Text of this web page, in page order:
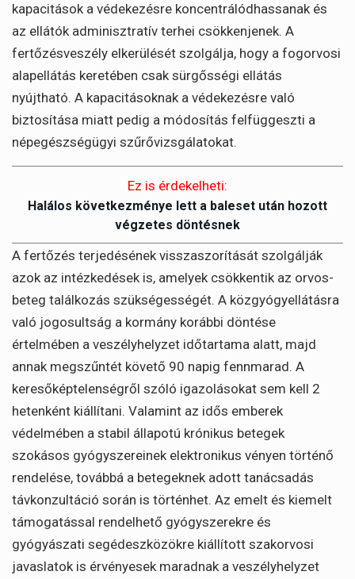
kapacitások a védekezésre koncentrálódhassanak és
az ellátók adminisztratív terhei csökkenjenek. A
fertőzésveszély elkerülését szolgálja, hogy a fogorvosi
alapellátás keretében csak sürgősségi ellátás
nyújtható. A kapacitásoknak a védekezésre való
biztosítása miatt pedig a módosítás felfüggeszti a
népegészségügyi szűrővizsgálatokat.
Ez is érdekelheti:
Halálos következménye lett a baleset után hozott
végzetes döntésnek
A fertőzés terjedésének visszaszorítását szolgálják
azok az intézkedések is, amelyek csökkentik az orvos-
beteg találkozás szükségességét. A közgyógyellátásra
való jogosultság a kormány korábbi döntése
értelmében a veszélyhelyzet időtartama alatt, majd
annak megszűntét követő 90 napig fennmarad. A
keresőképtelenségről szóló igazolásokat sem kell 2
hetenként kiállítani. Valamint az idős emberek
védelmében a stabil állapotú krónikus betegek
szokásos gyógyszereinek elektronikus vényen történő
rendelése, továbbá a betegeknek adott tanácsadás
távkonzultáció során is történhet. Az emelt és kiemelt
támogatással rendelhető gyógyszerekre és
gyógyászati segédeszközökre kiállított szakorvosi
javaslatok is érvényesek maradnak a veszélyhelyzet